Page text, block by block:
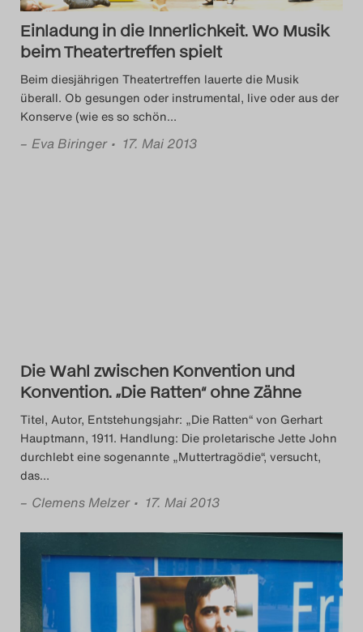
Einladung in die Innerlichkeit. Wo Musik
beim Theatertreffen spielt
Beim diesjährigen Theatertreffen lauerte die Musik
überall. Ob gesungen oder instrumental, live oder aus der
Konserve (wie es so schön…
– Eva Biringer • 17. Mai 2013
Die Wahl zwischen Konvention und
Konvention. „Die Ratten“ ohne Zähne
Titel, Autor, Entstehungsjahr: „Die Ratten“ von Gerhart
Hauptmann, 1911. Handlung: Die proletarische Jette John
durchlebt eine sogenannte „Muttertragödie“, versucht,
das…
– Clemens Melzer • 17. Mai 2013